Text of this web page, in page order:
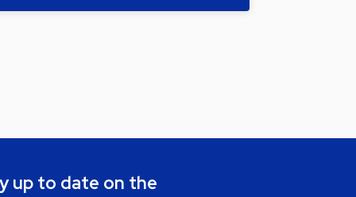
up to date on the